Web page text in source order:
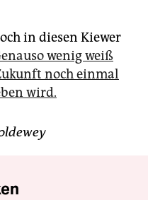
in diesen Kie­wer
wenig weiß
noch einmal
wird.